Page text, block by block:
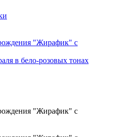
в бело-розовых тонах